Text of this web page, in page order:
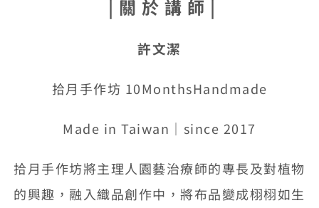
| 關 於 講 師 |
許文潔
拾月手作坊 10MonthsHandmade
Made in Taiwan｜since 2017
拾月手作坊將主理人園藝治療師的專長及對植物
的興趣，融入織品創作中，將布品變成栩栩如生